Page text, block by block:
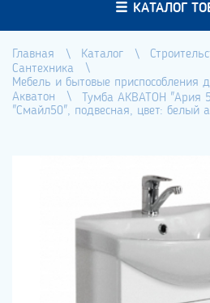
КАТАЛОГ
Главная Каталог
Сантехника
Мебель и бытовые приспособления
Акватон
Тумба АКВАТОН "Ария
"Смайл50", подвесная, цвет: белый